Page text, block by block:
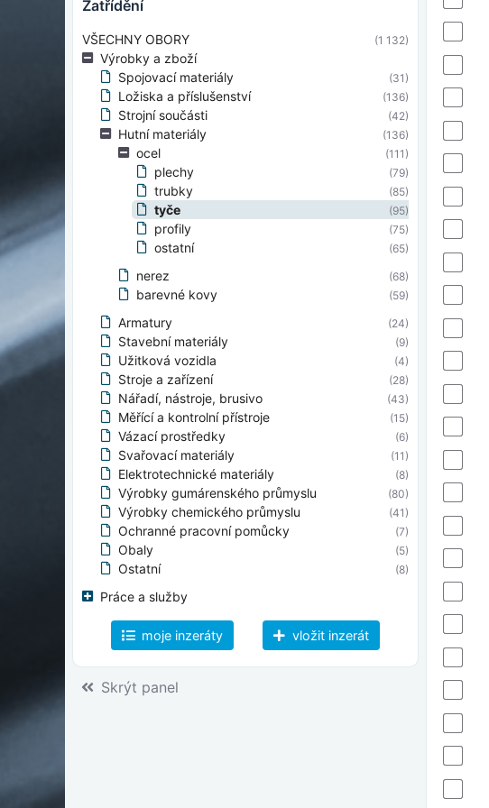
zatřídění
VŠECHNY OBORY (1 132)
Výrobky a zboží
Spojovací materiály
(31)
Ložiska a příslušenství (136)
Strojní součásti (42)
Hutní materiály (136)
ocel (111)
plechy (79)
trubky (85)
tyče (95)
profily (75)
ostatní (65)
nerez (68)
barevné kovy (59)
Armatury (24)
Stavební materiály (9)
Užitková vozidla (4)
Stroje a zařízení (28)
Nářadí, nástroje, brusivo (43)
Měřící a kontrolní přístroje (15)
Vázací prostředky (6)
Svařovací materiály (11)
Elektrotechnické materiály (8)
Výrobky gumárenského průmyslu (80)
Výrobky chemického průmyslu (41)
Ochranné pracovní pomůcky (7)
Obaly (5)
Ostatní (8)
Práce a služby
moje inzeráty vložit inzerát
Skrýt panel